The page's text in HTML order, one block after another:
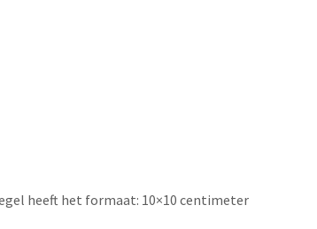
heeft het formaat: 10×10 centimeter